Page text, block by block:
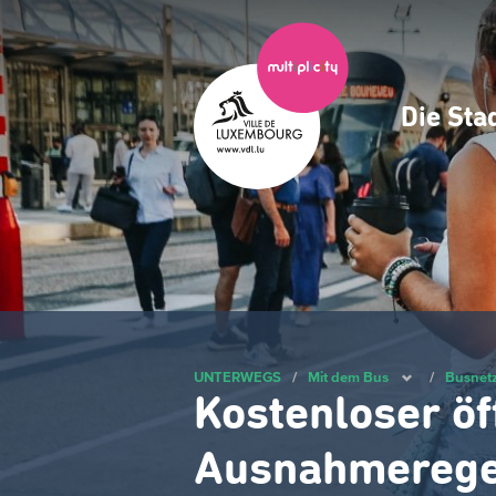
Zum
Hauptinhalt
gehen
Die
UNTERWEGS / Mit dem Bus /
Kostenloser